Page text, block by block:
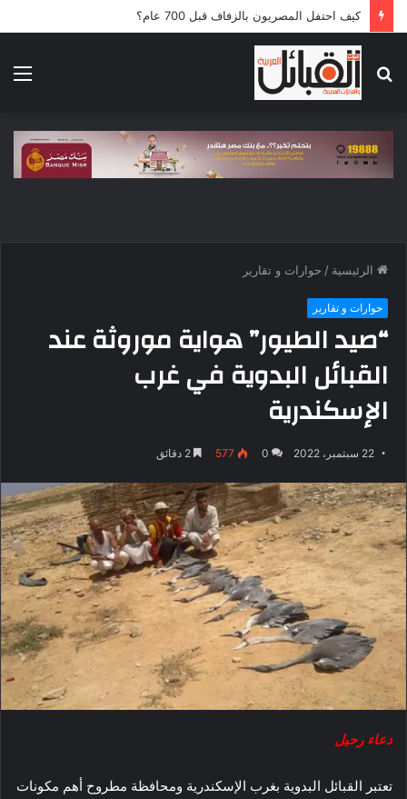
كيف احتفل المصريون بالزفاف قبل 700 عام؟
عن
الرئيسية / حوارات و تقارير
حوارات و تقارير
“صيد الطيور” هواية موروثة عند
القبائل البدوية في غرب
الإسكندرية
22 سبتمبر، 2022 0
577
دعاء رحيل
تعتبر القبائل البدوية بغرب الإسكندرية ومحافظة مطروح أهم مكونات